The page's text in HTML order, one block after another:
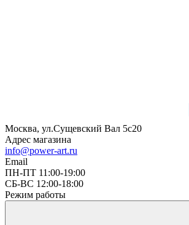
Москва, ул.Сущевский Вал 5с20
Адрес магазина
info@power-art.ru
Email
ПН-ПТ 11:00-19:00
СБ-ВС 12:00-18:00
Режим работы